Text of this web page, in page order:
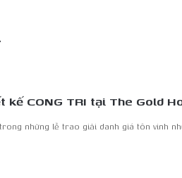
CONG TRI tại The Gold
những lễ trao giải danh giá tôn vinh